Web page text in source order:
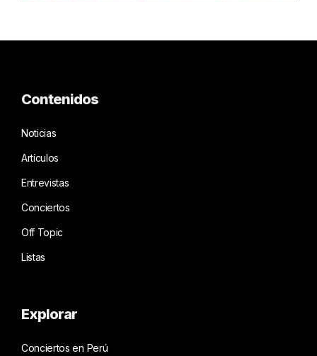
Contenidos
Noticias
Artículos
Entrevistas
Conciertos
Off Topic
Listas
Explorar
Conciertos en Perú